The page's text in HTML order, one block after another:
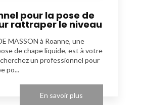
pour la pose de
rattraper le niveau
MASSON à Roanne, une
de chape liquide, est à votre
un professionnel pour
po...
En savoir plus